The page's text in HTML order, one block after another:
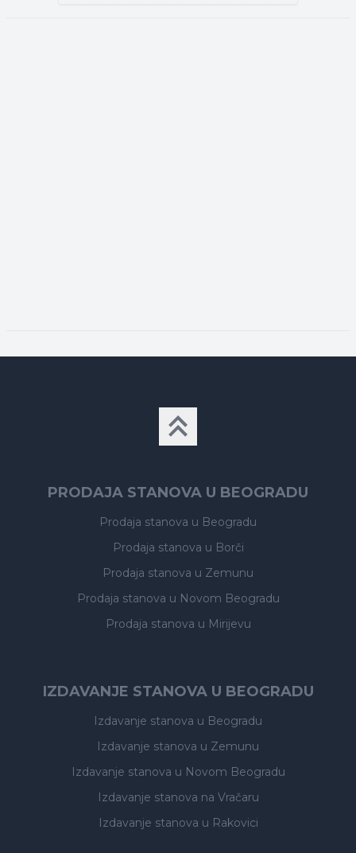
PRODAJA STANOVA U BEOGRADU
Prodaja stanova u Beogradu
Prodaja stanova u Borči
Prodaja stanova u Zemunu
Prodaja stanova u Novom Beogradu
Prodaja stanova u Mirijevu
IZDAVANJE STANOVA U BEOGRADU
Izdavanje stanova u Beogradu
Izdavanje stanova u Zemunu
Izdavanje stanova u Novom Beogradu
Izdavanje stanova na Vračaru
Izdavanje stanova u Rakovici